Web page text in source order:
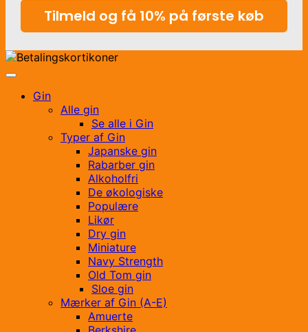
Tilmeld og få 10% på første køb
Gin
Alle gin
Se alle i Gin
Typer af Gin
Japanske gin
Rabarber gin
Alkoholfri
De økologiske
Populære
Likør
Dry gin
Miniature
Navy Strength
Old Tom gin
Sloe gin
Mærker af Gin (A-E)
Amuerte